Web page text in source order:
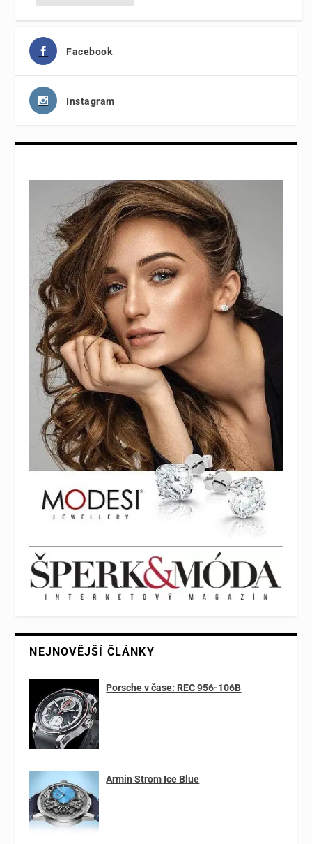
Facebook
Instagram
NEJNOVĚJŠÍ ČLÁNKY
Porsche v čase: REC 956-106B
Armin Strom Ice Blue